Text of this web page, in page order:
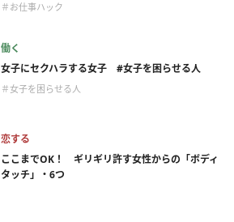
＃お仕事ハック
働く
女子にセクハラする女子 #女子を困らせる人
＃女子を困らせる人
恋する
ここまでOK！ ギリギリ許す女性からの「ボディ
タッチ」・6つ